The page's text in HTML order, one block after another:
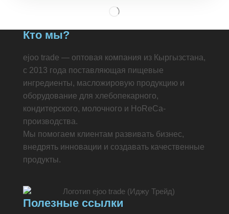
Кто мы?
ejoo trade — оптовая компания из Кыргызстана,
с 2013 года поставляющая пищевые
ингредиенты, масложировую продукцию и
оборудование для хлебопекарного,
кондитерского, молочного и HoReCa-
производства.
Мы помогаем клиентам развивать бизнес,
внедрять инновации и создавать качественные
продукты.
Полезные ссылки